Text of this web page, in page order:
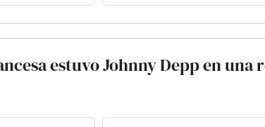
estuvo Johnny Depp en una